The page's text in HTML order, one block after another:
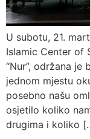
U subotu, 21.
Islamic Center of
“Nur”, održana je
jednom mjestu
posebno našu
osjetilo koliko
drugima i koliko